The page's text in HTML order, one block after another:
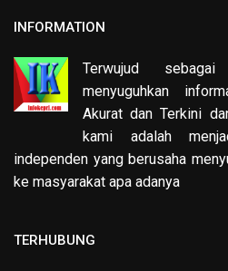
INFORMATION
Terwujud
menyuguhkan
Akurat dan Terkini
kami adalah
independen yang berusaha
ke masyarakat apa adanya
TERHUBUNG